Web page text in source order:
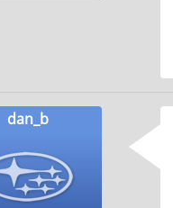
dan_b